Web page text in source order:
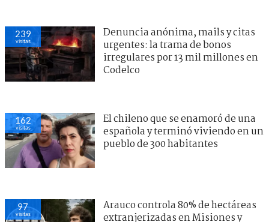
239
visitas
Denuncia anónima, mails y citas
urgentes: la trama de bonos
irregulares por 13 mil millones en
Codelco
162
visitas
El chileno que se enamoró de una
española y terminó viviendo en un
pueblo de 300 habitantes
97
visitas
Arauco controla 80% de hectáreas
extranjerizadas en Misiones y